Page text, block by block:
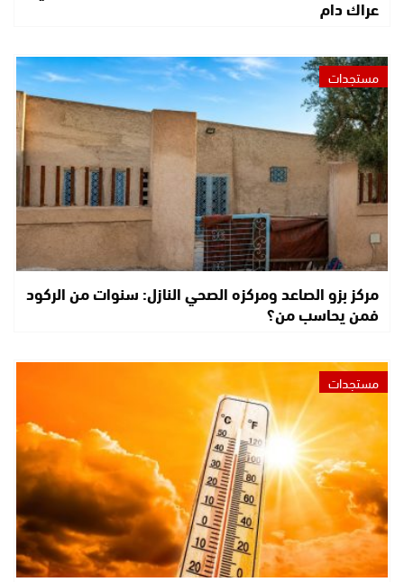
عراك دام
مستجدات
مركز بزو الصاعد ومركزه الصحي النازل: سنوات من الركود
فمن يحاسب من؟
مستجدات